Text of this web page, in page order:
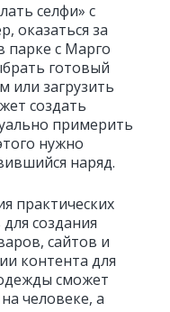
селфи» с
оказаться за
парке с Марго
готовый
или загрузить
создать
примерить
нужно
наряд.
практических
создания
сайтов и
контента для
сможет
человеке, а